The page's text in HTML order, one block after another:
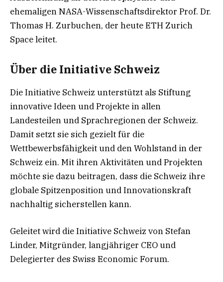
ehemaligen NASA-Wissenschaftsdirektor Prof. Dr.
Thomas H. Zurbuchen, der heute ETH Zurich
Space leitet.
Über die Initiative Schweiz
Die Initiative Schweiz unterstützt als Stiftung
innovative Ideen und Projekte in allen
Landesteilen und Sprachregionen der Schweiz.
Damit setzt sie sich gezielt für die
Wettbewerbsfähigkeit und den Wohlstand in der
Schweiz ein. Mit ihren Aktivitäten und Projekten
möchte sie dazu beitragen, dass die Schweiz ihre
globale Spitzenposition und Innovationskraft
nachhaltig sicherstellen kann.
Geleitet wird die Initiative Schweiz von Stefan
Linder, Mitgründer, langjähriger CEO und
Delegierter des Swiss Economic Forum.